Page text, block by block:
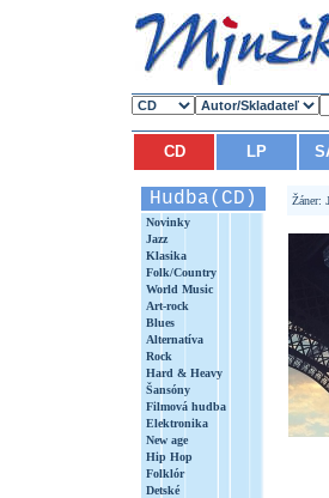
CD LP
Hudba(CD)
Novinky
Jazz
Klasika
Folk/Country
World Music
Art-rock
Blues
Alternatíva
Rock
Hard & Heavy
Šansóny
Filmová hudba
Elektronika
New age
Hip Hop
Folklór
Detské
Žáner: